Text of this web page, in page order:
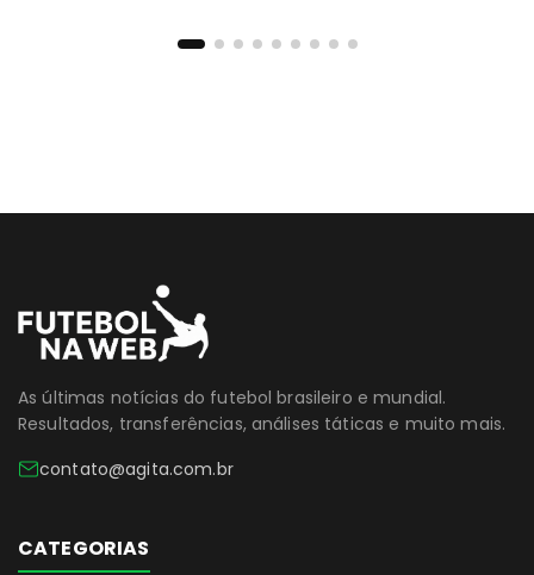
As últimas notícias do futebol brasileiro e mundial.
Resultados, transferências, análises táticas e muito mais.
contato@agita.com.br
CATEGORIAS